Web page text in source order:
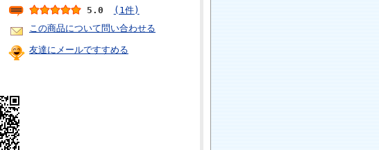
5.0
(1件)
この商品について問い合わせる
友達にメールですすめる